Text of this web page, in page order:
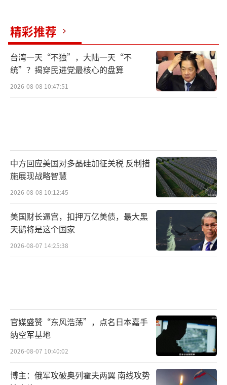
精彩推荐
台湾一天“不独”，大陆一天“不
统”？揭穿民进党最核心的盘算
2026-08-08 10:47:51
中方回应美国对多晶硅加征关税 反制措
施展现战略智慧
2026-08-08 10:12:45
美国财长逼宫，扣押万亿美债，最大黑
天鹅将是这个国家
2026-08-07 14:25:38
官媒盛赞“东风浩荡”，点名日本嘉手
纳空军基地
2026-08-07 10:40:02
博主：俄军攻破奥列霍夫两翼 南线攻势